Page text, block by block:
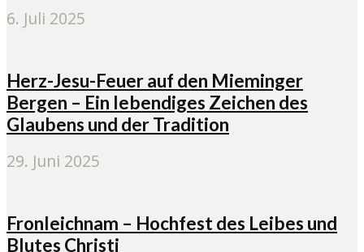
6. Juli 2025
Herz-Jesu-Feuer auf den Mieminger
Bergen – Ein lebendiges Zeichen des
Glaubens und der Tradition
29. Juni 2025
Fronleichnam – Hochfest des Leibes und
Blutes Christi